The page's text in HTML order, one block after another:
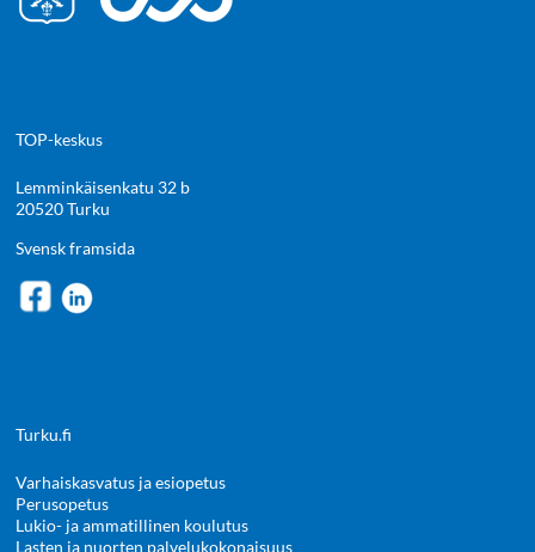
TOP-keskus
Lemminkäisenkatu 32 b
20520 Turku
Svensk framsida
Turku.fi
Varhaiskasvatus ja esiopetus
Perusopetus
Lukio- ja ammatillinen koulutus
Lasten ja nuorten palvelukokonaisuus